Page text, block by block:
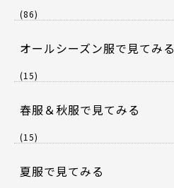
(86)
オールシーズン服で見てみる
(15)
春服＆秋服で見てみる
(15)
夏服で見てみる